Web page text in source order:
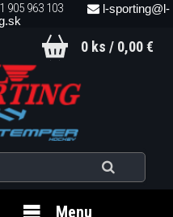
905 963 103
l-sporting@l-
0 ks / 0,00 €
Menu